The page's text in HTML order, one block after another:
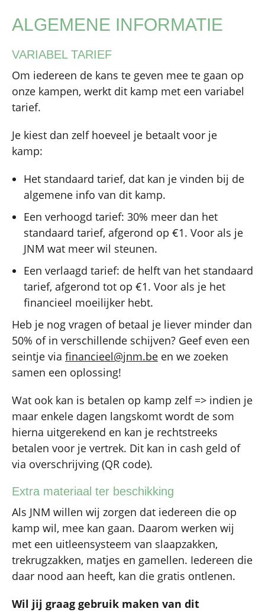
ALGEMENE INFORMATIE
VARIABEL TARIEF
Om iedereen de kans te geven mee te gaan op
onze kampen, werkt dit kamp met een variabel
tarief.
Je kiest dan zelf hoeveel je betaalt voor je
kamp:
Het standaard tarief, dat kan je vinden bij de
algemene info van dit kamp.
Een verhoogd tarief: 30% meer dan het
standaard tarief, afgerond op €1. Voor als je
JNM wat meer wil steunen.
Een verlaagd tarief: de helft van het standaard
tarief, afgerond tot op €1. Voor als je het
financieel moeilijker hebt.
Heb je nog vragen of betaal je liever minder dan
50% of in verschillende schijven? Geef even een
seintje via financieel@jnm.be en we zoeken
samen een oplossing!
Wat ook kan is betalen op kamp zelf => indien je
maar enkele dagen langskomt wordt de som
hierna uitgerekend en kan je rechtstreeks
betalen voor je vertrek. Dit kan in cash geld of
via overschrijving (QR code).
Extra materiaal ter beschikking
Als JNM willen wij zorgen dat iedereen die op
kamp wil, mee kan gaan. Daarom werken wij
met een uitleensysteem van slaapzakken,
trekrugzakken, matjes en gamellen. Iedereen die
daar nood aan heeft, kan die gratis ontlenen.
Wil jij graag gebruik maken van dit